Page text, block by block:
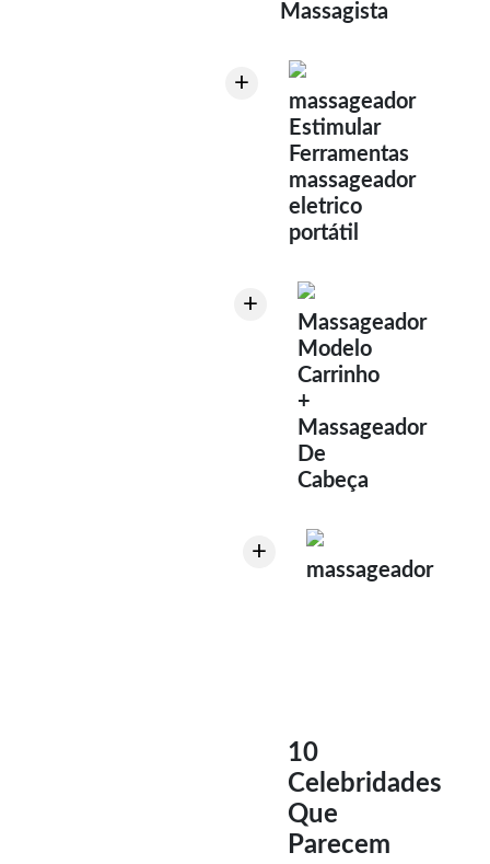
Massagista
+
massageador
Estimular
Ferramentas
massageador
eletrico
portátil
+
Massageador
Modelo
Carrinho
+
Massageador
De
Cabeça
+
massageador
10
Celebridades
Que
Parecem